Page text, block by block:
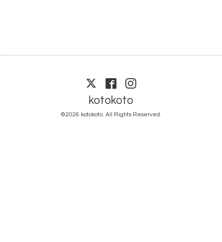
kotokoto
©2026 kotokoto. All Rights Reserved.